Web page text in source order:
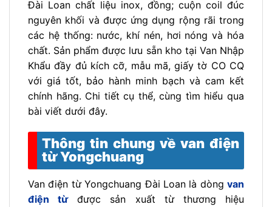
Đài Loan chất liệu inox, đồng; cuộn coil đúc
nguyên khối và được ứng dụng rộng rãi trong
các hệ thống: nước, khí nén, hơi nóng và hóa
chất. Sản phẩm được lưu sẵn kho tại Van Nhập
Khẩu đầy đủ kích cỡ, mẫu mã, giấy tờ CO CQ
với giá tốt, bảo hành minh bạch và cam kết
chính hãng. Chi tiết cụ thể, cùng tìm hiểu qua
bài viết dưới đây.
Thông tin chung về van điện
từ Yongchuang
Van điện từ Yongchuang Đài Loan là dòng van
điện từđược sản xuất từ thương hiệu